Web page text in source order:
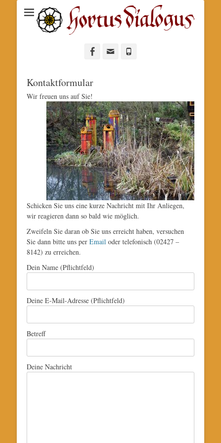
Facebook
Kontaktformular
Wir freuen uns auf Sie!
Schicken Sie uns eine kurze Nachricht mit Ihr Anliegen,
wir reagieren dann so bald wie möglich.
Zweifeln Sie daran ob Sie uns erreicht haben, versuchen
Sie dann bitte uns per Email oder telefonisch (02427 –
8142) zu erreichen.
Dein Name (Pflichtfeld)
Deine E-Mail-Adresse (Pflichtfeld)
Betreff
Deine Nachricht